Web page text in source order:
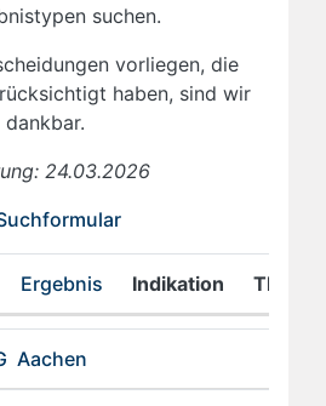
suchen.
vorliegen, die
haben, sind wir
dankbar.
24.03.2026
Ergebnis Indikation
Aachen